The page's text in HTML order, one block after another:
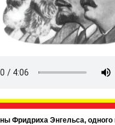
Энгельса, одного из